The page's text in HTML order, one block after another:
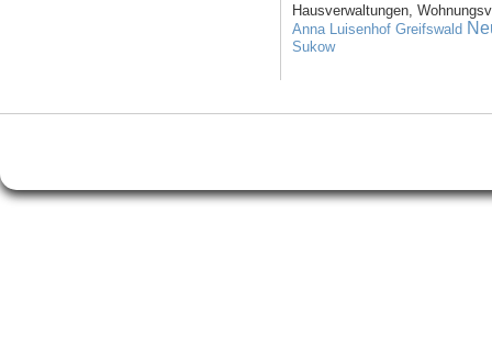
Hausverwaltungen,
Anna Luisenhof Greifswald
Sukow